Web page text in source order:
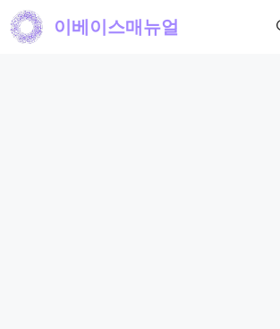
컨
이베이스매뉴얼